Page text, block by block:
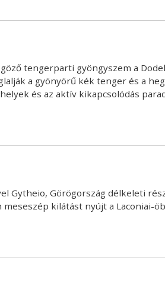
tengerparti gyöngyszem a
a gyönyörű kék tenger és a
és az aktív kikapcsolódás
Gytheio, Görögország délkeleti
kilátást nyújt a Laconiai-